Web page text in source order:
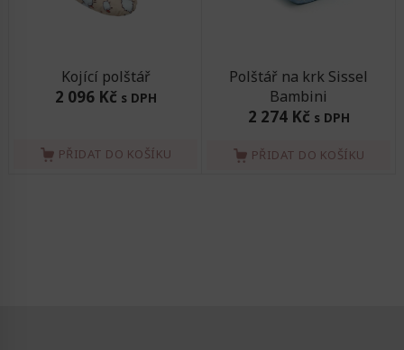
Kojící polštář
2 096 Kč s DPH
PŘIDAT DO KOŠÍKU
Polštář na krk Sissel
Bambini
2 274 Kč s DPH
PŘIDAT DO KOŠÍKU